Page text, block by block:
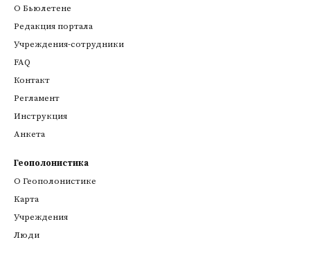
О Бьюлетене
Редакция портала
Учреждения-сотрудники
FAQ
Контакт
Регламент
Инструкция
Анкета
Геополонистика
О Геополонистике
Kарта
Учреждения
Люди